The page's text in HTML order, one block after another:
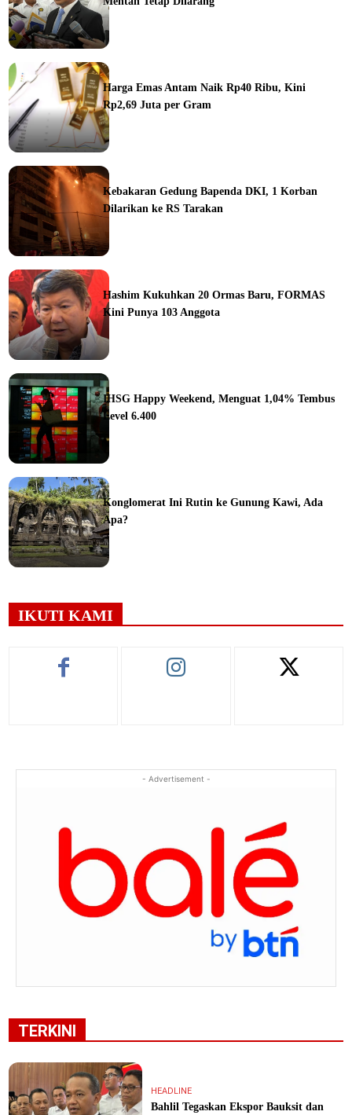
Harga Emas Antam Naik Rp40 Ribu, Kini
Rp2,69 Juta per Gram
Kebakaran Gedung Bapenda DKI, 1 Korban
Dilarikan ke RS Tarakan
Hashim Kukuhkan 20 Ormas Baru, FORMAS
Kini Punya 103 Anggota
IHSG Happy Weekend, Menguat 1,04% Tembus
Level 6.400
Konglomerat Ini Rutin ke Gunung Kawi, Ada
Apa?
IKUTI KAMI
- Advertisement -
TERKINI
HEADLINE
Bahlil Tegaskan Ekspor Bauksit dan